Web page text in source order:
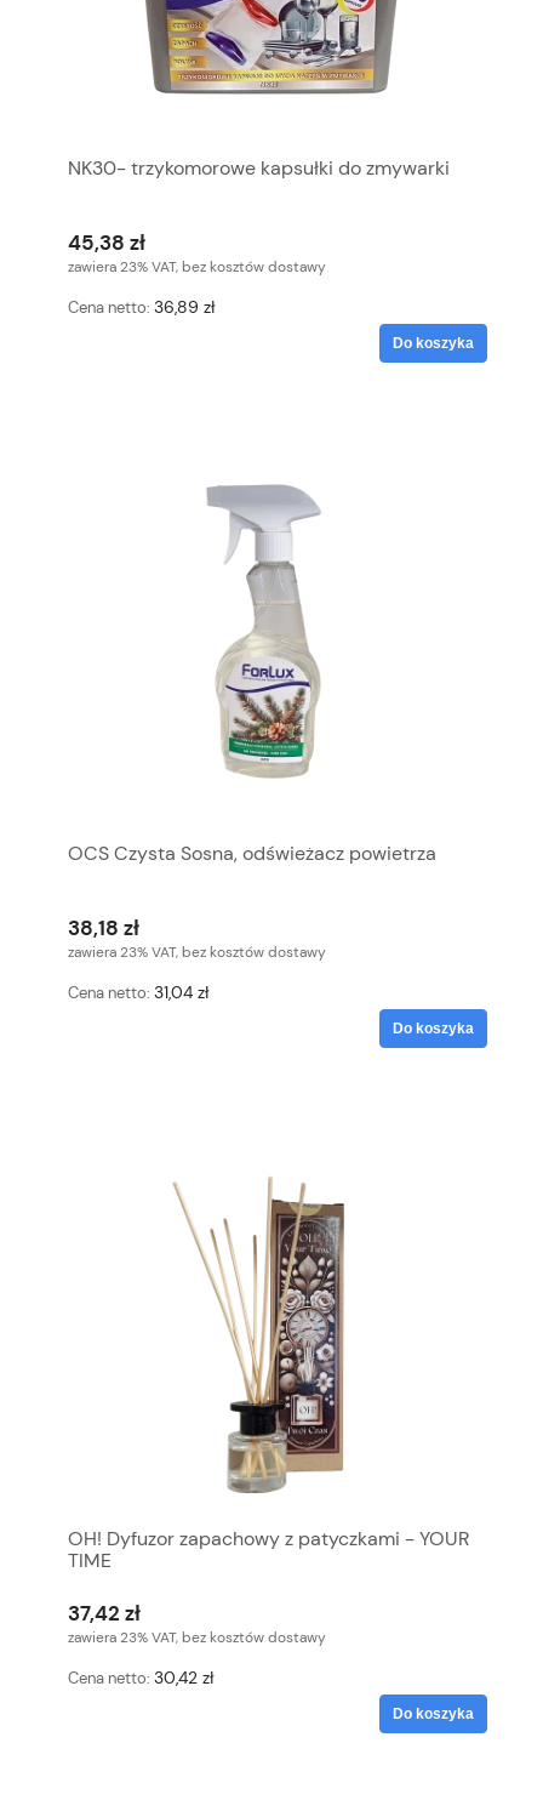
NK30- trzykomorowe kapsułki do zmywarki
45,38 zł
zawiera 23% VAT, bez kosztów dostawy
Cena netto: 36,89 zł
Do koszyka
OCS Czysta Sosna, odświeżacz powietrza
38,18 zł
zawiera 23% VAT, bez kosztów dostawy
Cena netto: 31,04 zł
Do koszyka
OH! Dyfuzor zapachowy z patyczkami - YOUR
TIME
37,42 zł
zawiera 23% VAT, bez kosztów dostawy
Cena netto: 30,42 zł
Do koszyka